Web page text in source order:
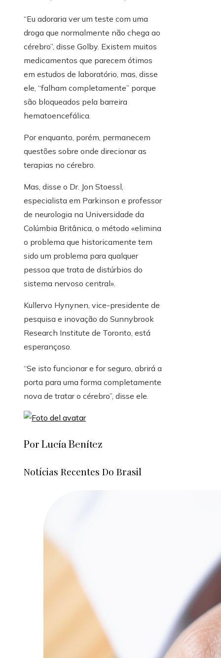
“Eu adoraria ver um teste com uma
droga que normalmente não chega ao
cérebro”, disse Golby. Existem muitos
medicamentos que parecem ótimos
em estudos de laboratório, mas, disse
ele, “falham completamente” porque
são bloqueados pela barreira
hematoencefálica.
Por enquanto, porém, permanecem
questões sobre onde direcionar as
terapias no cérebro.
Mas, disse o Dr. Jon Stoessl,
especialista em Parkinson e professor
de neurologia na Universidade da
Colúmbia Britânica, o método «elimina
o problema que historicamente tem
sido um problema para qualquer
pessoa que trata de distúrbios do
sistema nervoso central».
Kullervo Hynynen, vice-presidente de
pesquisa e inovação do Sunnybrook
Research Institute de Toronto, está
esperançoso.
“Se isto funcionar e for seguro, abrirá a
porta para uma forma completamente
nova de tratar o cérebro”, disse ele.
Por Lucía Benítez
Notícias Recentes Do Brasil